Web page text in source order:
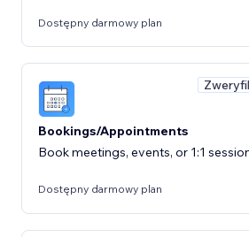
Dostępny darmowy plan
Bookings/Appointments
Book meetings, events, or 1:1
Dostępny darmowy plan